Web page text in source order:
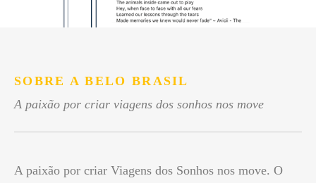
SOBRE A BELO BRASIL
A paixão por criar viagens dos sonhos nos move
A paixão por criar Viagens dos Sonhos nos move. O